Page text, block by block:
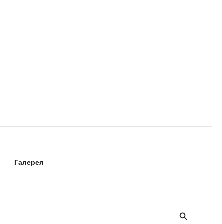
Галерея
Поиск